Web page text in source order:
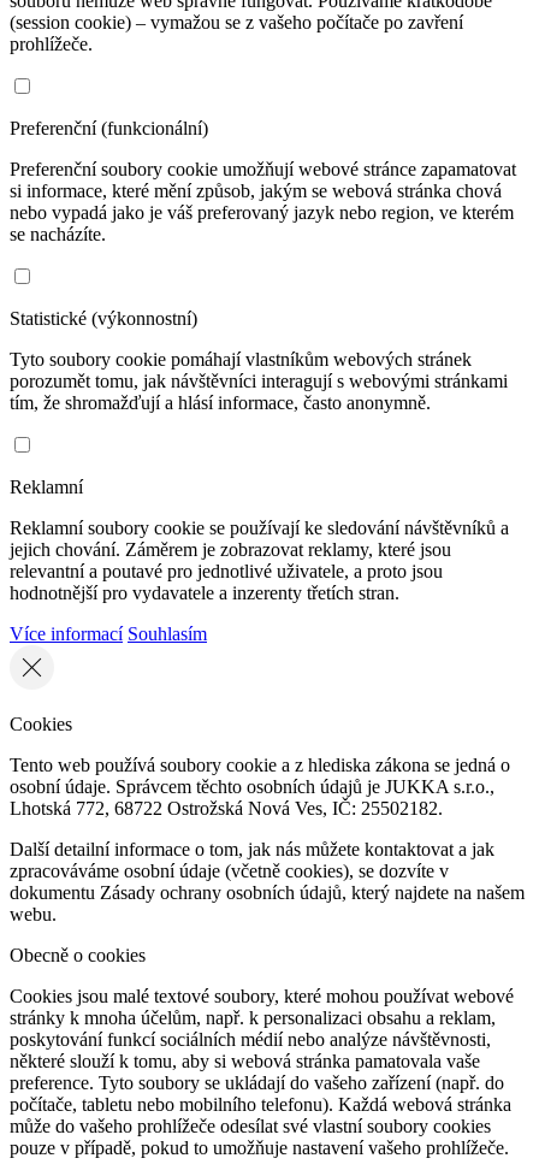
(session cookie) – vymažou se z vašeho počítače po zavření
prohlížeče.
Preferenční (funkcionální)
Preferenční soubory cookie umožňují webové stránce zapamatovat
si informace, které mění způsob, jakým se webová stránka chová
nebo vypadá jako je váš preferovaný jazyk nebo region, ve kterém
se nacházíte.
Statistické (výkonnostní)
Tyto soubory cookie pomáhají vlastníkům webových stránek
porozumět tomu, jak návštěvníci interagují s webovými stránkami
tím, že shromažďují a hlásí informace, často anonymně.
Reklamní
Reklamní soubory cookie se používají ke sledování návštěvníků a
jejich chování. Záměrem je zobrazovat reklamy, které jsou
relevantní a poutavé pro jednotlivé uživatele, a proto jsou
hodnotnější pro vydavatele a inzerenty třetích stran.
Více informací Souhlasím
Cookies
Tento web používá soubory cookie a z hlediska zákona se jedná o
osobní údaje. Správcem těchto osobních údajů je JUKKA s.r.o.,
Lhotská 772, 68722 Ostrožská Nová Ves, IČ: 25502182.
Další detailní informace o tom, jak nás můžete kontaktovat a jak
zpracováváme osobní údaje (včetně cookies), se dozvíte v
dokumentu Zásady ochrany osobních údajů, který najdete na našem
webu.
Obecně o cookies
Cookies jsou malé textové soubory, které mohou používat webové
stránky k mnoha účelům, např. k personalizaci obsahu a reklam,
poskytování funkcí sociálních médií nebo analýze návštěvnosti,
některé slouží k tomu, aby si webová stránka pamatovala vaše
preference. Tyto soubory se ukládají do vašeho zařízení (např. do
počítače, tabletu nebo mobilního telefonu). Každá webová stránka
může do vašeho prohlížeče odesílat své vlastní soubory cookies
pouze v případě, pokud to umožňuje nastavení vašeho prohlížeče.